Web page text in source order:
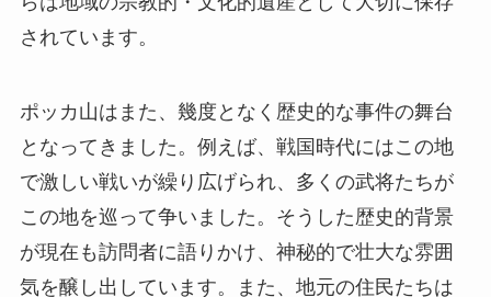
で激しい戦いが繰り広げられ、多くの武将たちが
この地を巡って争いました。そうした歴史的背景
気を醸し出しています。また、地元の住民たちは
この山に対して深い愛着を持っており、伝承され
る様々な伝説を通してその文化的価値を後世に伝
えてきています。